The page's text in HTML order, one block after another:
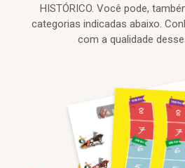
HISTÓRICO. Você pode,
categorias indicadas abaixo.
com a qualidade